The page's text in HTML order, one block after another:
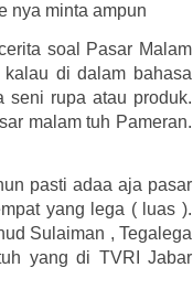
nya minta ampun
soal Pasar Malam
di dalam bahasa
seni rupa atau produk.
malam tuh Pameran.
pasti adaa aja pasar
yang lega ( luas ).
Sulaiman , Tegalega
yang di TVRI Jabar